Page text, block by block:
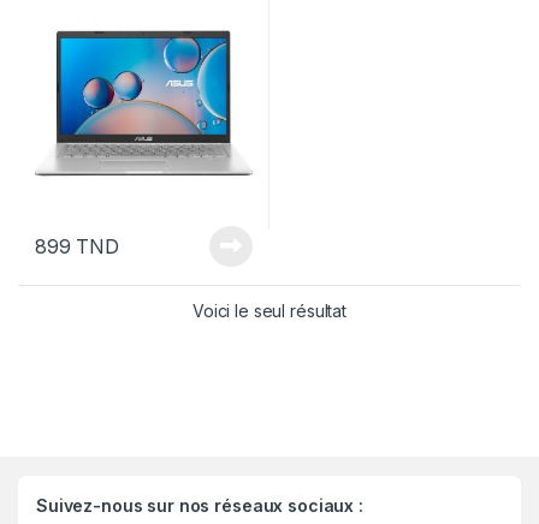
899 TND
Voici le seul résultat
Suivez-nous sur nos réseaux sociaux :